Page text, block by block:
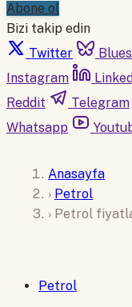
Abone ol
Bizi takip edin
Twitter
Instagram
Reddit
Telegram
Whatsapp
Anasayfa
› Petrol
› Petrol
Petrol